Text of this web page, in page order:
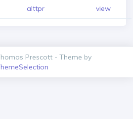
alttpr view
Prescott - Theme by